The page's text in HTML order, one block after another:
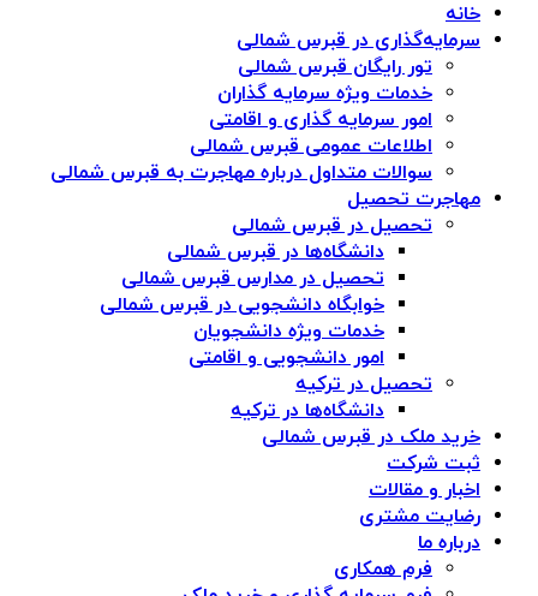
خانه
سرمایه‌گذاری در قبرس شمالی
تور رایگان قبرس شمالی
خدمات ویژه سرمایه گذاران
امور سرمایه گذاری و اقامتی
اطلاعات عمومی قبرس شمالی
سوالات متداول درباره مهاجرت به قبرس شمالی
مهاجرت تحصیل
تحصیل در قبرس شمالی
دانشگاه‌ها در قبرس شمالی
تحصیل در مدارس قبرس شمالی
خوابگاه دانشجویی در قبرس شمالی
خدمات ویژه دانشجویان
امور دانشجویی و اقامتی
تحصیل در ترکیه
دانشگاه‌ها در ترکیه
خرید ملک در قبرس شمالی
ثبت شرکت
اخبار و مقالات
رضایت مشتری
درباره ما
فرم همکاری